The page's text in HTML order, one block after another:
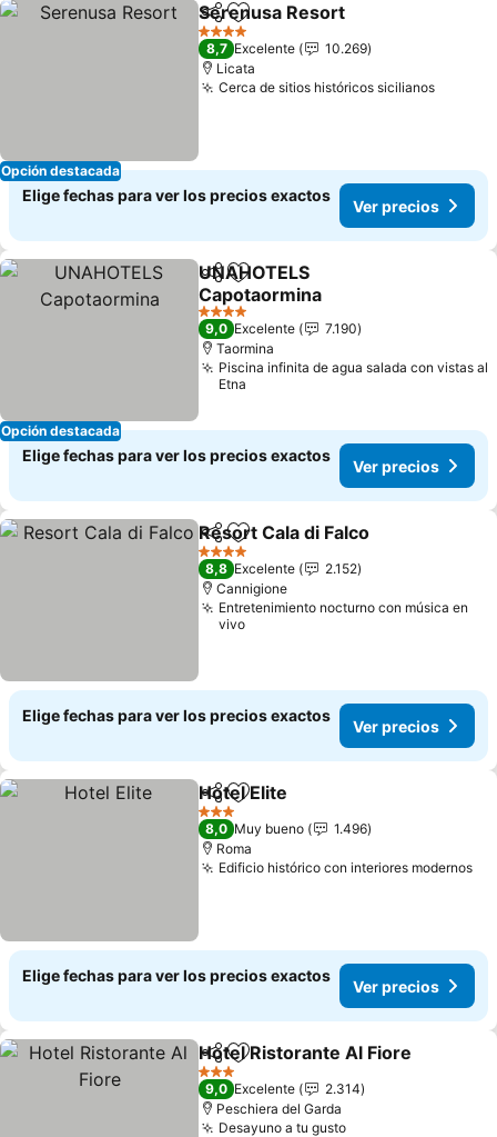
Opción destacada
CompartirAgregar a favoritos
Serenusa Resort
4 Estrellas
8,7 Excelente
10.269
Licata
Cerca de sitios históricos sicilianos
Elige fechas para ver los precios exactos
Ver precios
Opción destacada
CompartirAgregar a favoritos
UNAHOTELS
Capotaormina
4 Estrellas
9,0 Excelente
7.190
Taormina
Piscina infinita de agua salada con vistas al
Etna
Elige fechas para ver los precios exactos
Ver precios
CompartirAgregar a favoritos
Resort Cala di Falco
4 Estrellas
8,8 Excelente
2.152
Cannigione
Entretenimiento nocturno con música en
vivo
Elige fechas para ver los precios exactos
Ver precios
CompartirAgregar a favoritos
Hotel Elite
3 Estrellas
8,0 Muy bueno
1.496
Roma
Edificio histórico con interiores modernos
Elige fechas para ver los precios exactos
Ver precios
CompartirAgregar a favoritos
Hotel Ristorante Al Fiore
3 Estrellas
9,0 Excelente
2.314
Peschiera del Garda
Desayuno a tu gusto